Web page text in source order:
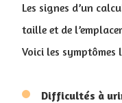
Les signes d’un
taille et de
Voici les symptômes
Difficultés à